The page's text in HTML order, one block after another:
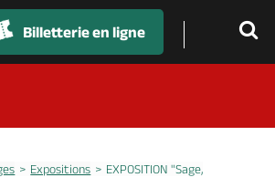
Billetterie en ligne
Expositions
EXPOSITION "Sage,